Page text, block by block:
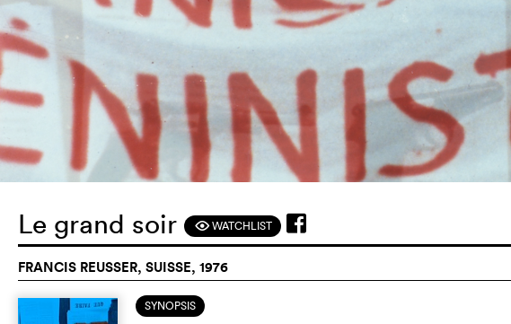
Le grand soir FWATCHLIST
FRANCIS REUSSER, SUISSE, 1976
SYNOPSIS